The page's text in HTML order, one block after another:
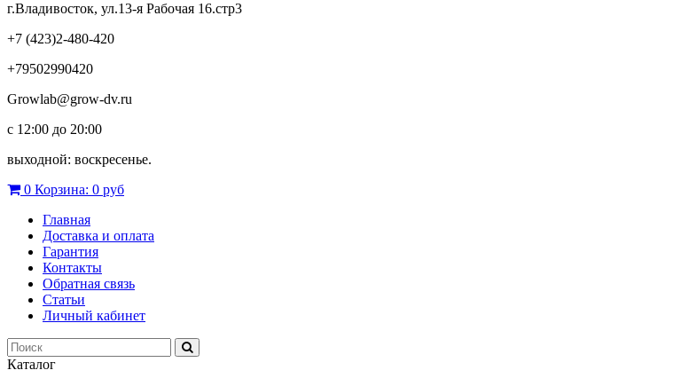
г.Владивосток, ул.13-я Рабочая 16.стр3
+7 (423)2-480-420
+79502990420
Growlab@grow-dv.ru
c 12:00 до 20:00
выходной: воскресенье.
0 Корзина: 0 руб
Главная
Доставка и оплата
Гарантия
Контакты
Обратная связь
Статьи
Личный кабинет
Каталог